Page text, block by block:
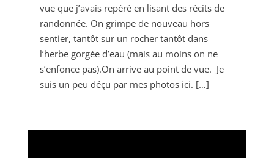
vue que j’avais repéré en lisant des récits de
randonnée. On grimpe de nouveau hors
sentier, tantôt sur un rocher tantôt dans
l’herbe gorgée d’eau (mais au moins on ne
s’enfonce pas).On arrive au point de vue. Je
suis un peu déçu par mes photos ici. […]